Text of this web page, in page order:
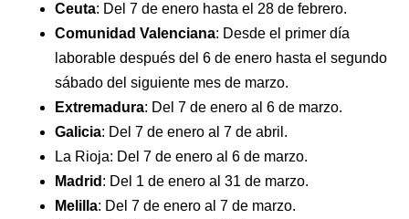
Ceuta: Del 7 de enero hasta el 28 de febrero.
Comunidad Valenciana: Desde el primer día
laborable después del 6 de enero hasta el segundo
sábado del siguiente mes de marzo.
Extremadura: Del 7 de enero al 6 de marzo.
Galicia: Del 7 de enero al 7 de abril.
La Rioja: Del 7 de enero al 6 de marzo.
Madrid : Del 1 de enero al 31 de marzo.
Melilla: Del 7 de enero al 7 de marzo.